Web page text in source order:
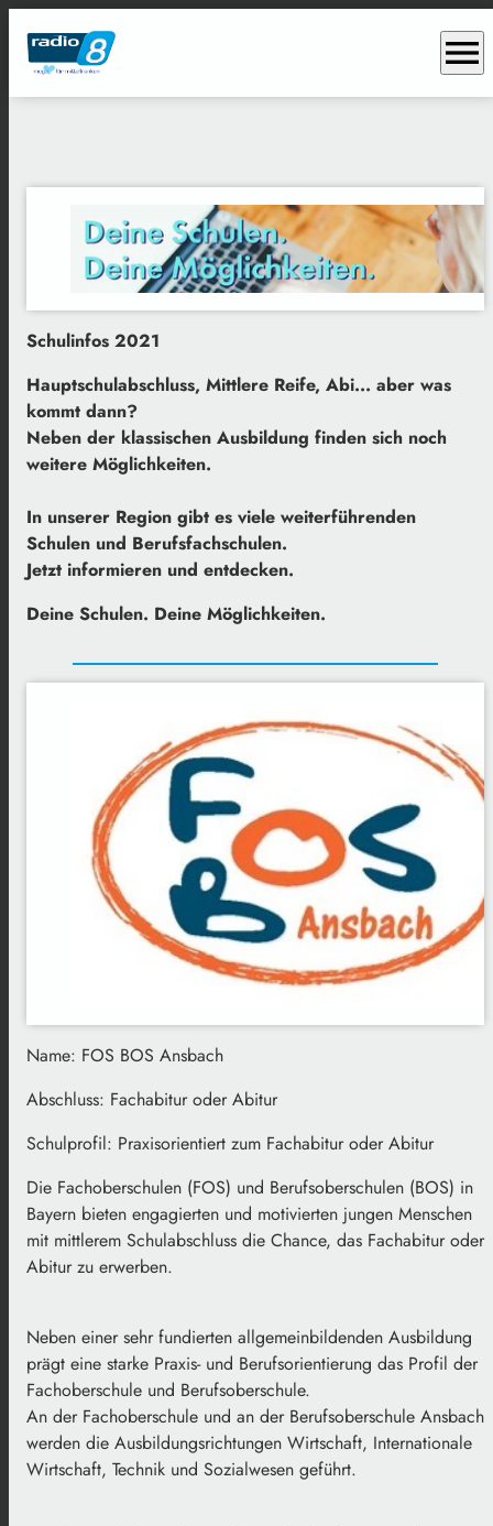
menu
Schulinfos 2021
Hauptschulabschluss, Mittlere Reife, Abi... aber was
kommt dann?
Neben der klassischen Ausbildung finden sich noch
weitere Möglichkeiten.
In unserer Region gibt es viele weiterführenden
Schulen und Berufsfachschulen.
Jetzt informieren und entdecken.
Deine Schulen. Deine Möglichkeiten.
Name: FOS BOS Ansbach
Abschluss: Fachabitur oder Abitur
Schulprofil: Praxisorientiert zum Fachabitur oder Abitur
Die Fachoberschulen (FOS) und Berufsoberschulen (BOS) in
Bayern bieten engagierten und motivierten jungen Menschen
mit mittlerem Schulabschluss die Chance, das Fachabitur oder
Abitur zu erwerben.
Neben einer sehr fundierten allgemeinbildenden Ausbildung
prägt eine starke Praxis- und Berufsorientierung das Profil der
Fachoberschule und Berufsoberschule.
An der Fachoberschule und an der Berufsoberschule Ansbach
werden die Ausbildungsrichtungen Wirtschaft, Internationale
Wirtschaft, Technik und Sozialwesen geführt.